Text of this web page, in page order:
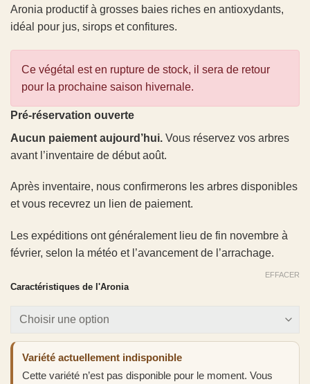
Aronia productif à grosses baies riches en antioxydants,
idéal pour jus, sirops et confitures.
Ce végétal est en rupture de stock, il sera de retour
pour la prochaine saison hivernale.
Pré-réservation ouverte
Aucun paiement aujourd’hui. Vous réservez vos arbres
avant l’inventaire de début août.
Après inventaire, nous confirmerons les arbres disponibles
et vous recevrez un lien de paiement.
Les expéditions ont généralement lieu de fin novembre à
février, selon la météo et l’avancement de l’arrachage.
Caractéristiques de l'Aronia
EFFACER
Variété actuellement indisponible
Cette variété n’est pas disponible pour le moment. Vous